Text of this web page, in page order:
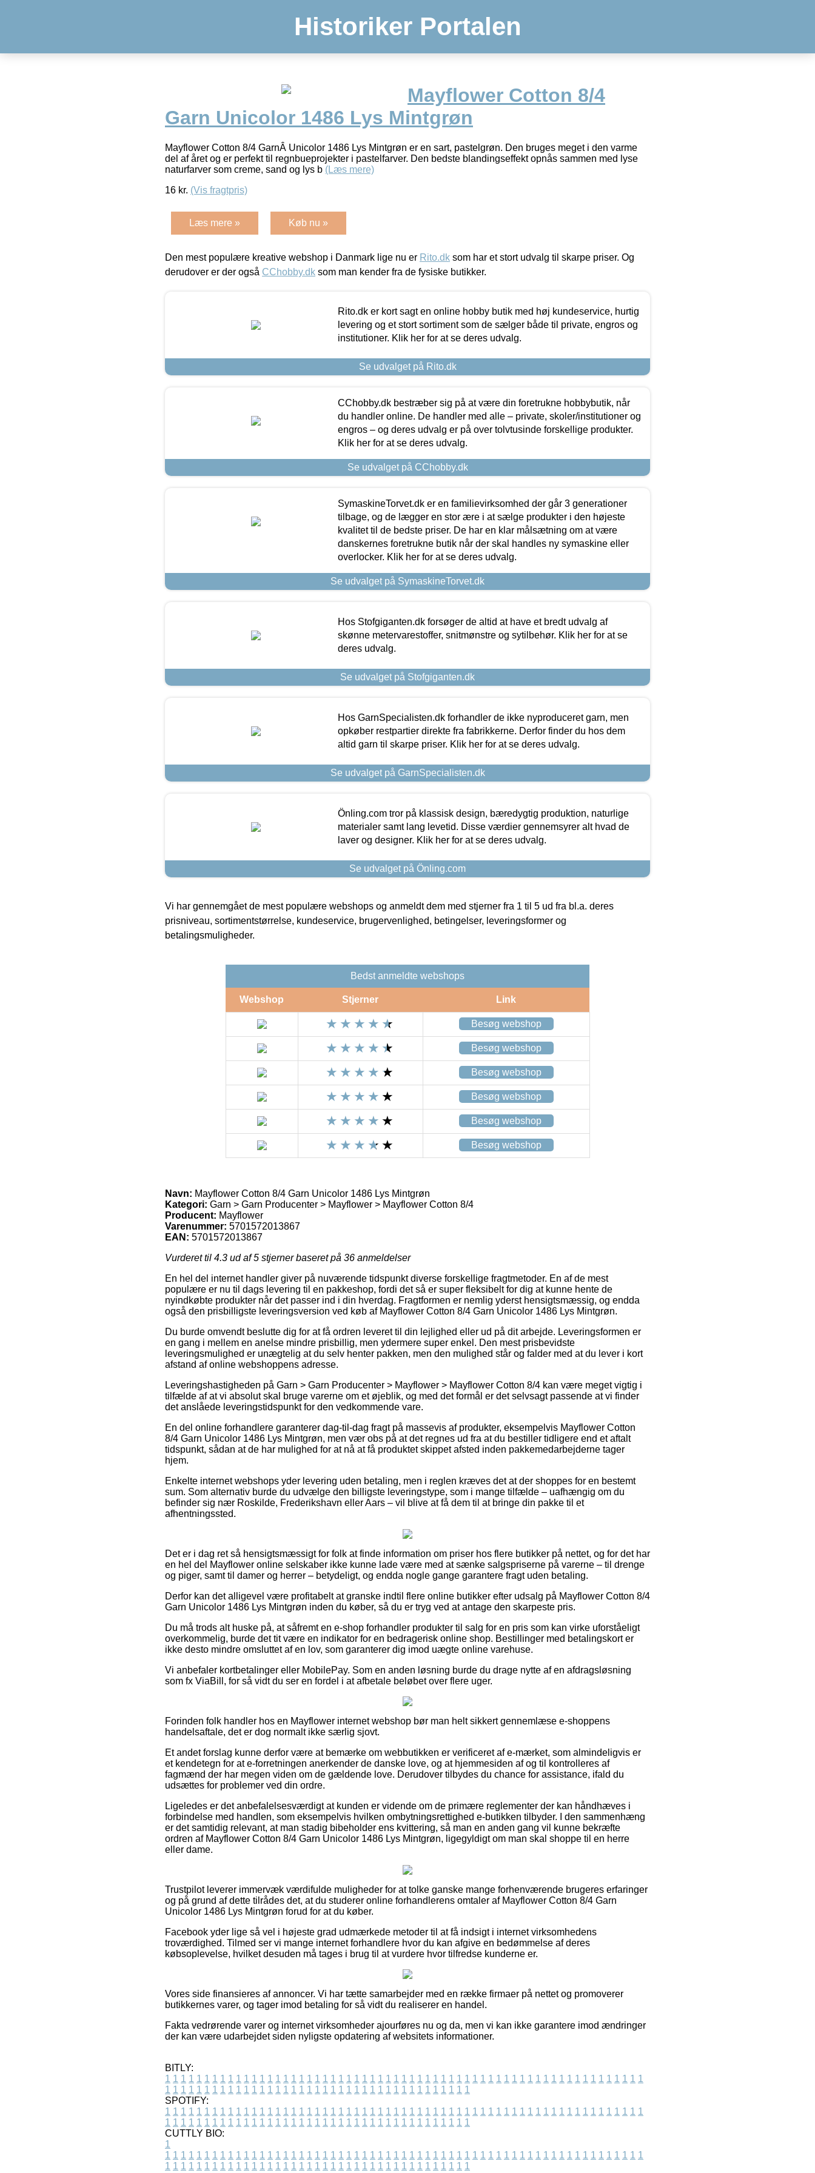
Historiker Portalen
Mayflower Cotton 8/4
Garn Unicolor 1486 Lys Mintgrøn
Mayflower Cotton 8/4 GarnÂ Unicolor 1486 Lys Mintgrøn er en sart, pastelgrøn. Den bruges meget i den varme
del af året og er perfekt til regnbueprojekter i pastelfarver. Den bedste blandingseffekt opnås sammen med lyse
naturfarver som creme, sand og lys b (Læs mere)
16 kr. (Vis fragtpris)
Læs mere » Køb nu »
Den mest populære kreative webshop i Danmark lige nu er Rito.dk som har et stort udvalg til skarpe priser. Og
derudover er der også CChobby.dk som man kender fra de fysiske butikker.
Rito.dk er kort sagt en online hobby butik med høj kundeservice, hurtig
levering og et stort sortiment som de sælger både til private, engros og
institutioner. Klik her for at se deres udvalg.
Se udvalget på Rito.dk
CChobby.dk bestræber sig på at være din foretrukne hobbybutik, når
du handler online. De handler med alle – private, skoler/institutioner og
engros – og deres udvalg er på over tolvtusinde forskellige produkter.
Klik her for at se deres udvalg.
Se udvalget på CChobby.dk
SymaskineTorvet.dk er en familievirksomhed der går 3 generationer
tilbage, og de lægger en stor ære i at sælge produkter i den højeste
kvalitet til de bedste priser. De har en klar målsætning om at være
danskernes foretrukne butik når der skal handles ny symaskine eller
overlocker. Klik her for at se deres udvalg.
Se udvalget på SymaskineTorvet.dk
Hos Stofgiganten.dk forsøger de altid at have et bredt udvalg af
skønne metervarestoffer, snitmønstre og sytilbehør. Klik her for at se
deres udvalg.
Se udvalget på Stofgiganten.dk
Hos GarnSpecialisten.dk forhandler de ikke nyproduceret garn, men
opkøber restpartier direkte fra fabrikkerne. Derfor finder du hos dem
altid garn til skarpe priser. Klik her for at se deres udvalg.
Se udvalget på GarnSpecialisten.dk
Önling.com tror på klassisk design, bæredygtig produktion, naturlige
materialer samt lang levetid. Disse værdier gennemsyrer alt hvad de
laver og designer. Klik her for at se deres udvalg.
Se udvalget på Önling.com
Vi har gennemgået de mest populære webshops og anmeldt dem med stjerner fra 1 til 5 ud fra bl.a. deres
prisniveau, sortimentstørrelse, kundeservice, brugervenlighed, betingelser, leveringsformer og
betalingsmuligheder.
Bedst anmeldte webshops
Webshop Stjerner Link
Besøg webshop
Besøg webshop
Besøg webshop
Besøg webshop
Besøg webshop
Besøg webshop
Navn: Mayflower Cotton 8/4 Garn Unicolor 1486 Lys Mintgrøn
Kategori: Garn > Garn Producenter > Mayflower > Mayflower Cotton 8/4
Producent: Mayflower
Varenummer: 5701572013867
EAN: 5701572013867
Vurderet til 4.3 ud af 5 stjerner baseret på 36 anmeldelser
En hel del internet handler giver på nuværende tidspunkt diverse forskellige fragtmetoder. En af de mest
populære er nu til dags levering til en pakkeshop, fordi det så er super fleksibelt for dig at kunne hente de
nyindkøbte produkter når det passer ind i din hverdag. Fragtformen er nemlig yderst hensigtsmæssig, og endda
også den prisbilligste leveringsversion ved køb af Mayflower Cotton 8/4 Garn Unicolor 1486 Lys Mintgrøn.
Du burde omvendt beslutte dig for at få ordren leveret til din lejlighed eller ud på dit arbejde. Leveringsformen er
en gang i mellem en anelse mindre prisbillig, men ydermere super enkel. Den mest prisbevidste
leveringsmulighed er unægtelig at du selv henter pakken, men den mulighed står og falder med at du lever i kort
afstand af online webshoppens adresse.
Leveringshastigheden på Garn > Garn Producenter > Mayflower > Mayflower Cotton 8/4 kan være meget vigtig i
tilfælde af at vi absolut skal bruge varerne om et øjeblik, og med det formål er det selvsagt passende at vi finder
det anslåede leveringstidspunkt for den vedkommende vare.
En del online forhandlere garanterer dag-til-dag fragt på massevis af produkter, eksempelvis Mayflower Cotton
8/4 Garn Unicolor 1486 Lys Mintgrøn, men vær obs på at det regnes ud fra at du bestiller tidligere end et aftalt
tidspunkt, sådan at de har mulighed for at nå at få produktet skippet afsted inden pakkemedarbejderne tager
hjem.
Enkelte internet webshops yder levering uden betaling, men i reglen kræves det at der shoppes for en bestemt
sum. Som alternativ burde du udvælge den billigste leveringstype, som i mange tilfælde – uafhængig om du
befinder sig nær Roskilde, Frederikshavn eller Aars – vil blive at få dem til at bringe din pakke til et
afhentningssted.
Det er i dag ret så hensigtsmæssigt for folk at finde information om priser hos flere butikker på nettet, og for det har
en hel del Mayflower online selskaber ikke kunne lade være med at sænke salgspriserne på varerne – til drenge
og piger, samt til damer og herrer – betydeligt, og endda nogle gange garantere fragt uden betaling.
Derfor kan det alligevel være profitabelt at granske indtil flere online butikker efter udsalg på Mayflower Cotton 8/4
Garn Unicolor 1486 Lys Mintgrøn inden du køber, så du er tryg ved at antage den skarpeste pris.
Du må trods alt huske på, at såfremt en e-shop forhandler produkter til salg for en pris som kan virke uforståeligt
overkommelig, burde det tit være en indikator for en bedragerisk online shop. Bestillinger med betalingskort er
ikke desto mindre omsluttet af en lov, som garanterer dig imod uægte online varehuse.
Vi anbefaler kortbetalinger eller MobilePay. Som en anden løsning burde du drage nytte af en afdragsløsning
som fx ViaBill, for så vidt du ser en fordel i at afbetale beløbet over flere uger.
Forinden folk handler hos en Mayflower internet webshop bør man helt sikkert gennemlæse e-shoppens
handelsaftale, det er dog normalt ikke særlig sjovt.
Et andet forslag kunne derfor være at bemærke om webbutikken er verificeret af e-mærket, som almindeligvis er
et kendetegn for at e-forretningen anerkender de danske love, og at hjemmesiden af og til kontrolleres af
fagmænd der har megen viden om de gældende love. Derudover tilbydes du chance for assistance, ifald du
udsættes for problemer ved din ordre.
Ligeledes er det anbefalelsesværdigt at kunden er vidende om de primære reglementer der kan håndhæves i
forbindelse med handlen, som eksempelvis hvilken ombytningsrettighed e-butikken tilbyder. I den sammenhæng
er det samtidig relevant, at man stadig bibeholder ens kvittering, så man en anden gang vil kunne bekræfte
ordren af Mayflower Cotton 8/4 Garn Unicolor 1486 Lys Mintgrøn, ligegyldigt om man skal shoppe til en herre
eller dame.
Trustpilot leverer immervæk værdifulde muligheder for at tolke ganske mange forhenværende brugeres erfaringer
og på grund af dette tilrådes det, at du studerer online forhandlerens omtaler af Mayflower Cotton 8/4 Garn
Unicolor 1486 Lys Mintgrøn forud for at du køber.
Facebook yder lige så vel i højeste grad udmærkede metoder til at få indsigt i internet virksomhedens
troværdighed. Tilmed ser vi mange internet forhandlere hvor du kan afgive en bedømmelse af deres
købsoplevelse, hvilket desuden må tages i brug til at vurdere hvor tilfredse kunderne er.
Vores side finansieres af annoncer. Vi har tætte samarbejder med en række firmaer på nettet og promoverer
butikkernes varer, og tager imod betaling for så vidt du realiserer en handel.
Fakta vedrørende varer og internet virksomheder ajourføres nu og da, men vi kan ikke garantere imod ændringer
der kan være udarbejdet siden nyligste opdatering af websitets informationer.
BITLY:
1 1 1 1 1 1 1 1 1 1 1 1 1 1 1 1 1 1 1 1 1 1 1 1 1 1 1 1 1 1 1 1 1 1 1 1 1 1 1 1 1 1 1 1 1 1 1 1 1 1 1 1 1 1 1 1 1 1 1 1 1
1 1 1 1 1 1 1 1 1 1 1 1 1 1 1 1 1 1 1 1 1 1 1 1 1 1 1 1 1 1 1 1 1 1 1 1 1 1 1
SPOTIFY:
1 1 1 1 1 1 1 1 1 1 1 1 1 1 1 1 1 1 1 1 1 1 1 1 1 1 1 1 1 1 1 1 1 1 1 1 1 1 1 1 1 1 1 1 1 1 1 1 1 1 1 1 1 1 1 1 1 1 1 1 1
1 1 1 1 1 1 1 1 1 1 1 1 1 1 1 1 1 1 1 1 1 1 1 1 1 1 1 1 1 1 1 1 1 1 1 1 1 1 1
CUTTLY BIO:
1
1 1 1 1 1 1 1 1 1 1 1 1 1 1 1 1 1 1 1 1 1 1 1 1 1 1 1 1 1 1 1 1 1 1 1 1 1 1 1 1 1 1 1 1 1 1 1 1 1 1 1 1 1 1 1 1 1 1 1 1 1
1 1 1 1 1 1 1 1 1 1 1 1 1 1 1 1 1 1 1 1 1 1 1 1 1 1 1 1 1 1 1 1 1 1 1 1 1 1 1